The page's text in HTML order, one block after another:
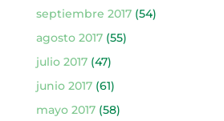
septiembre 2017(54)
agosto 2017(55)
julio 2017(47)
junio 2017(61)
mayo 2017(58)